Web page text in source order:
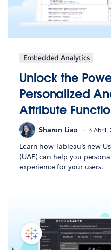
Embedded Analytics
Unlock the
Personalized
Attribute
Sharon Liao 4 Abril,
Learn how Tableau’s new
(UAF) can help you
experience for your users.